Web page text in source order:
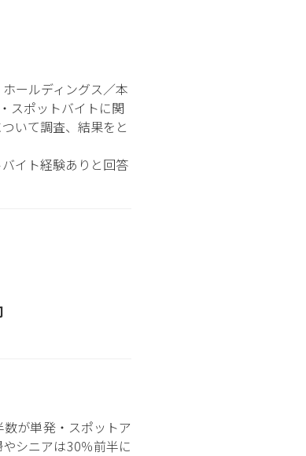
ールディングス／本
スポットバイトに関
いて調査、結果をと
イト経験ありと回答
が単発・スポットア
シニアは30％前半に